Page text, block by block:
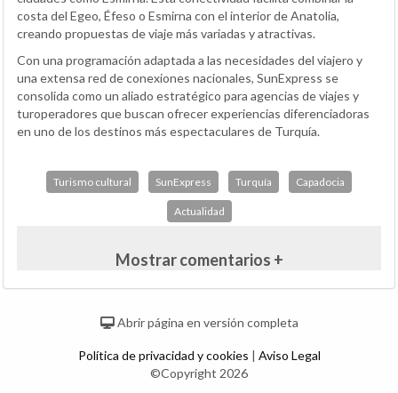
costa del Egeo, Éfeso o Esmirna con el interior de Anatolia,
creando propuestas de viaje más variadas y atractivas.
Con una programación adaptada a las necesidades del viajero y
una extensa red de conexiones nacionales, SunExpress se
consolida como un aliado estratégico para agencias de viajes y
turoperadores que buscan ofrecer experiencias diferenciadoras
en uno de los destinos más espectaculares de Turquía.
Turismo cultural SunExpress Turquía Capadocia
Actualidad
Mostrar comentarios +
Abrir página en versión completa
Política de privacidad y cookies | Aviso Legal
©Copyright 2026